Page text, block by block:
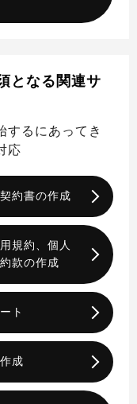
となる関連サ
するにあってき
応
約書の作成
規約、個人
款の作成
ト
成